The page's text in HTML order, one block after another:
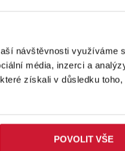
návštěvnosti využíváme
média, inzerci a
získali v důsledku toho,
POVOLIT VŠE